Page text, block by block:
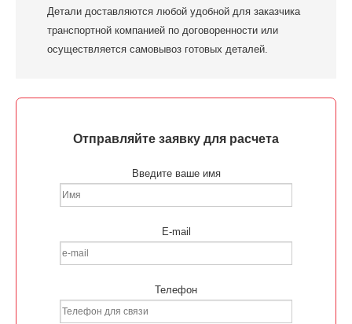
Детали доставляются любой удобной для заказчика
транспортной компанией по договоренности или
осуществляется самовывоз готовых деталей.
Отправляйте заявку для расчета
Введите ваше имя
E-mail
Телефон